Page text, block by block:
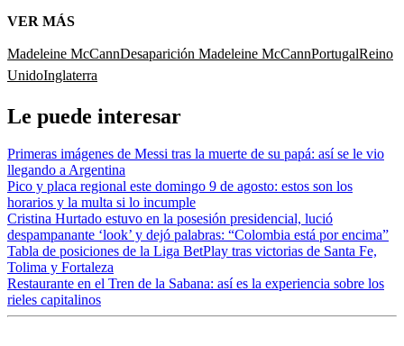
VER MÁS
Madeleine McCannDesaparición Madeleine McCannPortugalReino
UnidoInglaterra
Le puede interesar
Primeras imágenes de Messi tras la muerte de su papá: así se le vio
llegando a Argentina
Pico y placa regional este domingo 9 de agosto: estos son los
horarios y la multa si lo incumple
Cristina Hurtado estuvo en la posesión presidencial, lució
despampanante ‘look’ y dejó palabras: “Colombia está por encima”
Tabla de posiciones de la Liga BetPlay tras victorias de Santa Fe,
Tolima y Fortaleza
Restaurante en el Tren de la Sabana: así es la experiencia sobre los
rieles capitalinos